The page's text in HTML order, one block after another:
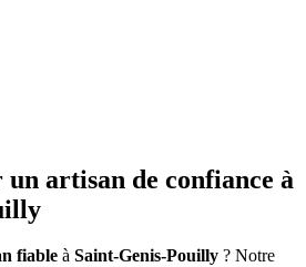
artisan de confiance à
fiable à Saint-Genis-Pouilly ? Notre